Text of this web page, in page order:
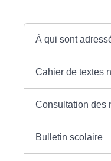
À qui sont
Cahier de textes
Consultation des
Bulletin scolaire